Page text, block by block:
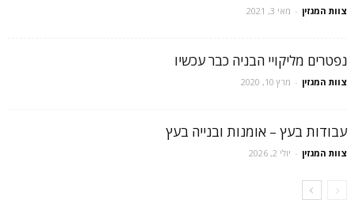
צוות המגזין - מאי 3, 2021
נפטרים מליקויי הבניה כבר עכשיו
צוות המגזין - מרץ 10, 2020
עבודות בעץ – אומנות ובנייה בעץ
צוות המגזין - יולי 2, 2026